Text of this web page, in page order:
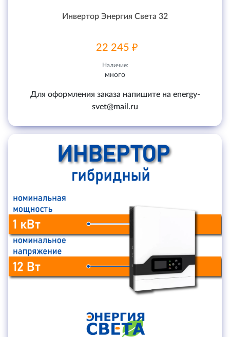
Инвертор Энергия Света 32
22 245 ₽
Наличие:
много
Для оформления заказа напишите на energy-
svet@mail.ru